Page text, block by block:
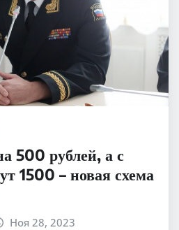
500 рублей, а с
1500 – новая схема
Ноя 28, 2023